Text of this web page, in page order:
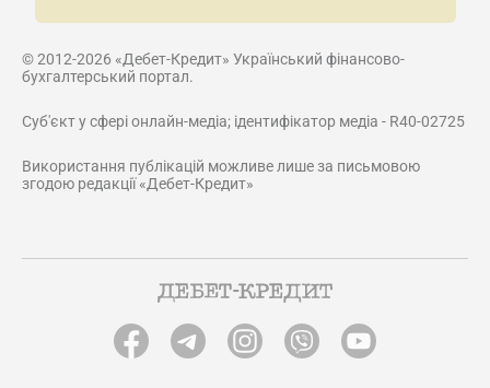
© 2012-2026 «Дебет-Кредит» Український фінансово-
бухгалтерський портал.
Суб'єкт у сфері онлайн-медіа; ідентифікатор медіа - R40-02725
Використання публікацій можливе лише за письмовою
згодою редакції «Дебет-Кредит»